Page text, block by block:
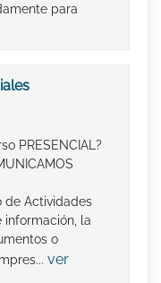
para
PRESENCIAL?
de Actividades
información, la
o
ver